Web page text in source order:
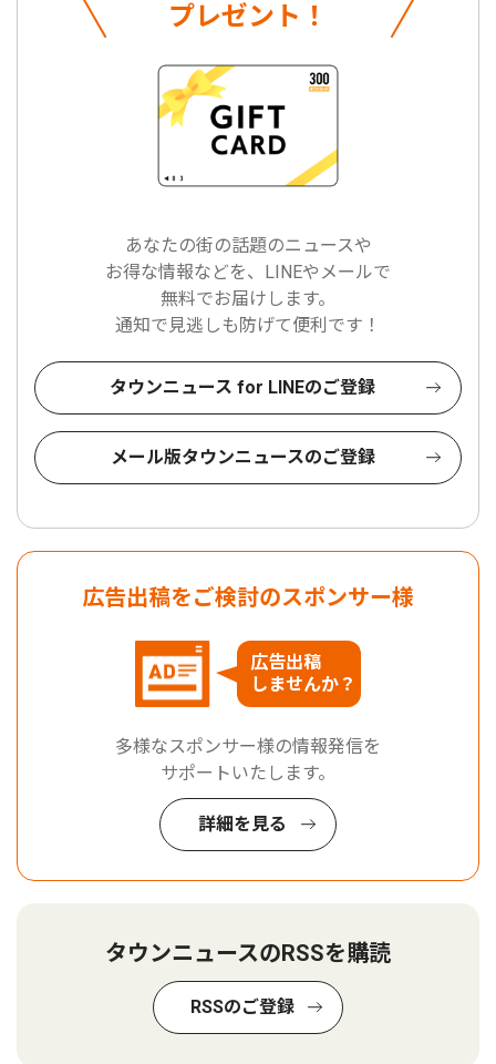
プレゼント！
あなたの街の話題のニュースや
お得な情報などを、LINEやメールで
無料でお届けします。
通知で見逃しも防げて便利です！
タウンニュース for LINEのご登録
メール版タウンニュースのご登録
広告出稿をご検討のスポンサー様
広告出稿
しませんか？
多様なスポンサー様の情報発信を
サポートいたします。
詳細を見る
タウンニュースのRSSを購読
RSSのご登録